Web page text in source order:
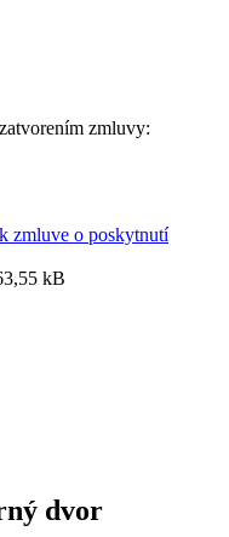
zmluvy:
zmluve o poskytnutí
kB
dvor